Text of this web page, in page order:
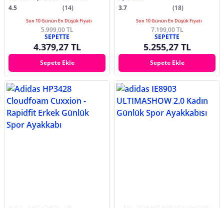
4.5
(14)
Son 10 Günün En Düşük Fiyatı
5.999,00 TL
SEPETTE
4.379,27 TL
Sepete Ekle
3.7
(18)
Son 10 Günün En Düşük Fiyatı
7.199,00 TL
SEPETTE
5.255,27 TL
Sepete Ekle